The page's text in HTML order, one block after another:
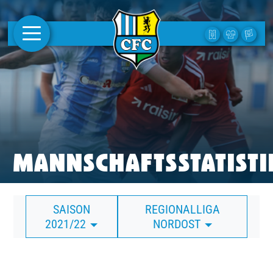
AKTUELLES
1. MANNSCHAFT
FRAUEN
CAMPUS
CLUB
CLUBMITGLIEDSCHAFT
BUSINESS
SAISON
2021/22
REGIONALLIGA
NORDOST